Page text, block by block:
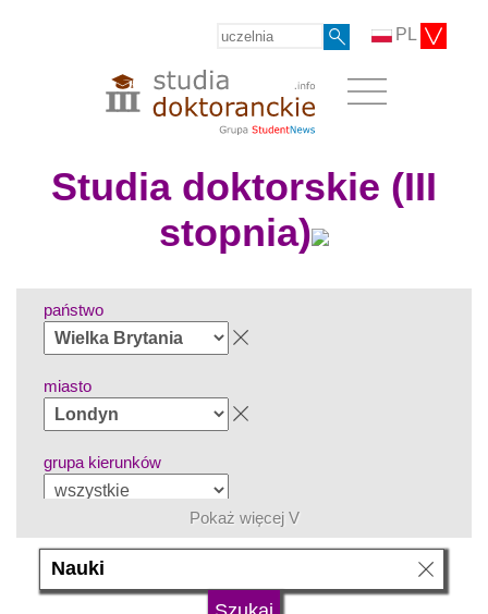
PL
Studia doktorskie (III
stopnia)
państwo
miasto
grupa kierunków
język
Pokaż więcej V